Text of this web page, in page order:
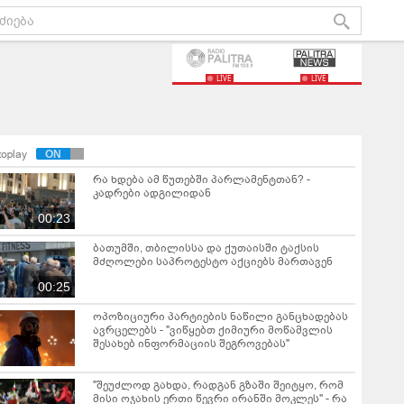
LIVE LIVE
00:23
რა ხდება ამ წუთებში პარლამენტთან? -
კადრები ადგილიდან
00:25
ბათუმში, თბილისსა და ქუთაისში ტაქსის
მძღოლები საპროტესტო აქციებს მართავენ
ოპოზიციური პარტიების ნაწილი განცხადებას
ავრცელებს - "ვიწყებთ ქიმიური მოწამვლის
შესახებ ინფორმაციის შეგროვებას"
"შეუძლოდ გახდა, რადგან გზაში შეიტყო, რომ
მისი ოჯახის ერთი წევრი ირანში მოკლეს" - რა